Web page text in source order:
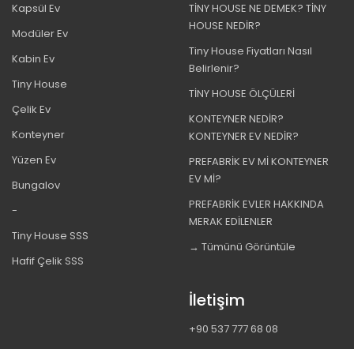
Kapsül Ev
Modüler Ev
Kabin Ev
Tiny House
Çelik Ev
Konteyner
Yüzen Ev
Bungalov
-
Tiny House SSS
Hafif Çelik SSS
TİNY HOUSE NE DEMEK? TİNY
HOUSE NEDİR?
Tiny House Fiyatları Nasıl
Belirlenir?
TİNY HOUSE ÖLÇÜLERİ
KONTEYNER NEDİR?
KONTEYNER EV NEDİR?
PREFABRİK EV Mİ KONTEYNER
EV Mİ?
PREFABRİK EVLER HAKKINDA
MERAK EDİLENLER
→ Tümünü Görüntüle
İletişim
+90 537 777 68 08